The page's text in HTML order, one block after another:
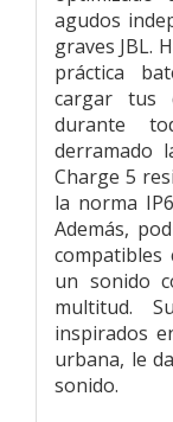
agudos
graves JBL.
práctica
cargar tus
durante
derramado
Charge 5
la norma
Además,
un sonido
multitud.
inspirados
urbana, le
sonido.